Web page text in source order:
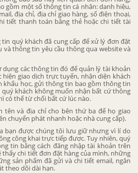
gồm một số thông tin cá nhân: danh hiệu,
địa chỉ, địa chỉ giao hàng, số điện thoại,
tiết thanh toán bằng thẻ hoặc chi tiết tài
quý khách đã cung cấp để xử lý đơn đặt
và thông tin yêu cầu thông qua website và
dụng các thông tin đó để quản lý tài khoản
hiện giao dịch trực tuyến, nhận diện khách
khẩu học, gửi thông tin bao gồm thông tin
quý khách không muốn nhận bất cứ thông
có thể từ chối bất cứ lúc nào.
tên và địa chỉ cho bên thứ ba để họ giao
chuyển phát nhanh hoặc nhà cung cấp).
bạn được chúng tôi lưu giữ nhưng vì lí do
công khai trực tiếp được. Tuy nhiên, quý
tin bằng cách đăng nhập tài khoản trên
thấy chi tiết đơn đặt hàng của mình, những
sản phẩm đã gửi và chi tiết email, ngân
theo dõi dài hạn.